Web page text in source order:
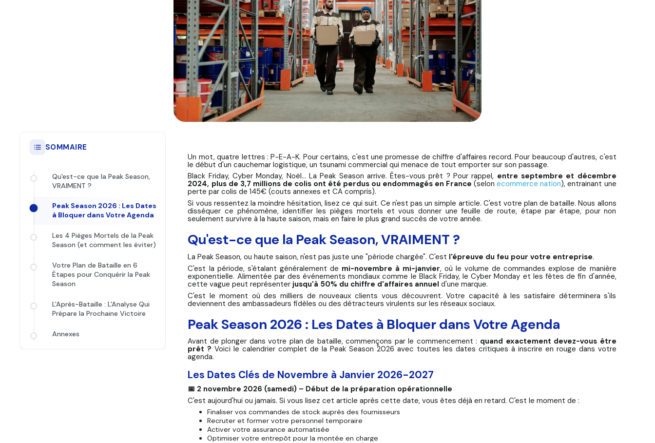
SOMMAIRE
Qu'est-ce que la Peak Season,
VRAIMENT ?
Peak Season 2026 : Les Dates
à Bloquer dans Votre Agenda
Les 4 Pièges Mortels de la Peak
Season (et comment les éviter)
Votre Plan de Bataille en 6
Étapes pour Conquérir la Peak
Season
L'Après-Bataille : L'Analyse Qui
Prépare la Prochaine Victoire
Annexes
Un mot, quatre lettres : P-E-A-K. Pour certains, c'est une promesse de chiffre d'affaires record. Pour beaucoup d'autres, c'est
le début d'un cauchemar logistique, un tsunami commercial qui menace de tout emporter sur son passage.
Black Friday, Cyber Monday, Noël... LaPeak Season arrive. Êtes-vous prêt ? Pour rappel, entre septembre et décembre
2024, plus de 3,7 millions de colis ont été perdus ou endommagés en France (selonecommerce nation), entrainant une
perte par colis de 145€ (couts annexes et CA compris).
Si vous ressentez la moindre hésitation, lisez ce qui suit. Ce n'est pas un simple article. C'est votre plan de bataille. Nous allons
disséquer ce phénomène, identifier les pièges mortels et vous donner une feuille de route, étape par étape, pour non
seulement survivre à la haute saison, mais en faire le plus grand succès de votre année.
Qu'est-ce que la Peak Season, VRAIMENT ?
La Peak Season, ou haute saison, n'est pas juste une "période chargée". C'est l'épreuve du feu pour votre entreprise.
C'est la période, s'étalant généralement de mi-novembre à mi-janvier, où le volume de commandes explose de manière
exponentielle. Alimentée par des événements mondiaux comme le Black Friday, le Cyber Monday et les fêtes de fin d'année,
cette vague peut représenter jusqu'à 50% du chiffre d'affaires annuel d'une marque.
C'est le moment où des milliers de nouveaux clients vous découvrent. Votre capacité à les satisfaire déterminera s'ils
deviennent des ambassadeurs fidèles ou des détracteurs virulents sur les réseaux sociaux.
Peak Season 2026 : Les Dates à Bloquer dans Votre Agenda
Avant de plonger dans votre plan de bataille, commençons par le commencement : quand exactement devez-vous être
prêt ? Voici le calendrier complet de la Peak Season 2026 avec toutes les dates critiques à inscrire en rouge dans votre
agenda.
Les Dates Clés de Novembre à Janvier 2026-2027
📅 2 novembre 2026 (samedi) – Début de la préparation opérationnelle
C'est aujourd'hui ou jamais. Si vous lisez cet article après cette date, vous êtes déjà en retard. C'est le moment de :
Finaliser vos commandes de stock auprès des fournisseurs
Recruter et former votre personnel temporaire
Activer votre assurance automatisée
Optimiser votre entrepôt pour la montée en charge